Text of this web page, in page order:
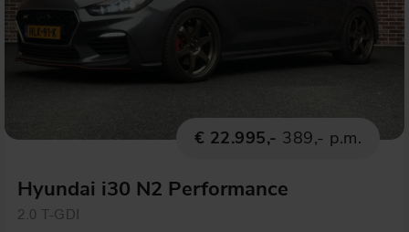
€ 22.995,- 389,- p.m.
Hyundai i30 N2 Performance
2.0 T-GDI